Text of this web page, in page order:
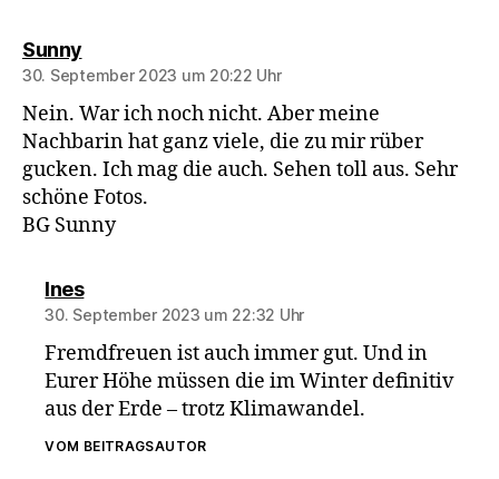
Sunnysagt:
30. September 2023 um 20:22 Uhr
Nein. War ich noch nicht. Aber meine
Nachbarin hat ganz viele, die zu mir rüber
gucken. Ich mag die auch. Sehen toll aus. Sehr
schöne Fotos.
BG Sunny
Inessagt:
30. September 2023 um 22:32 Uhr
Fremdfreuen ist auch immer gut. Und in
Eurer Höhe müssen die im Winter definitiv
aus der Erde – trotz Klimawandel.
VOM BEITRAGSAUTOR